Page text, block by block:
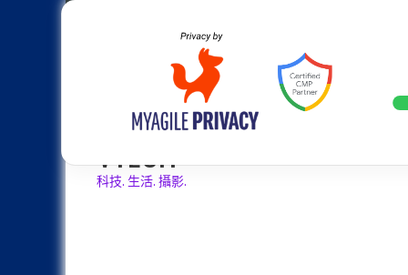
Skip
設計往旗艦機靠攏：Samsung
VTECH
科技. 生活. 攝影.